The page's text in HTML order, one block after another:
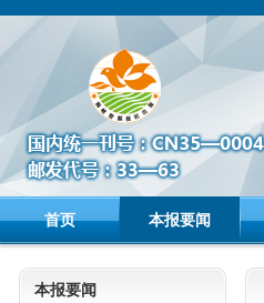
首页 本报要闻
本报要闻